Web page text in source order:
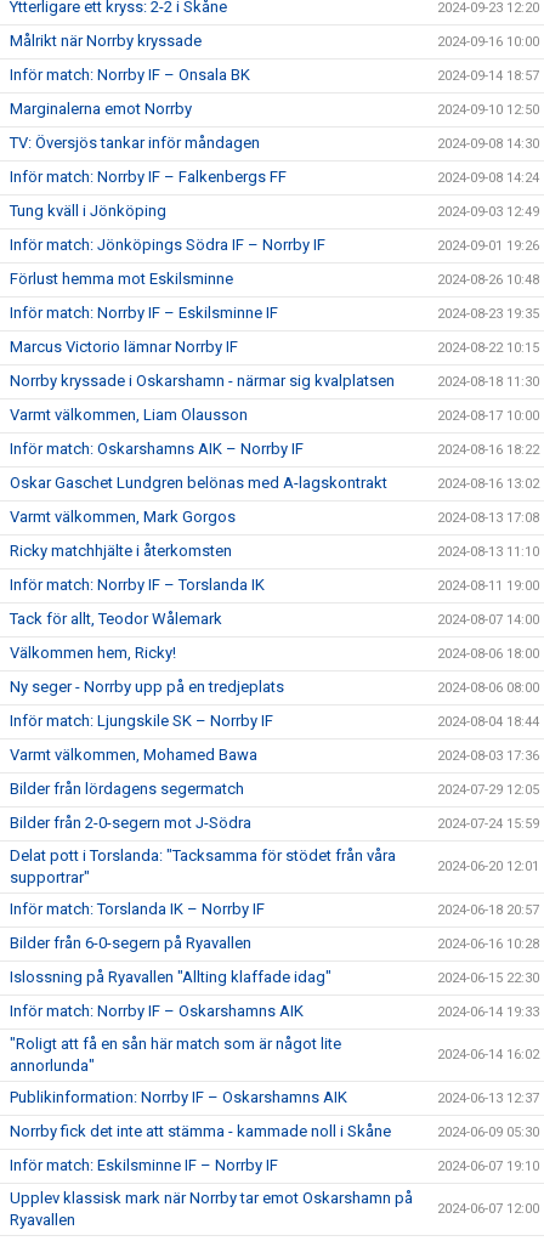
Ytterligare ett kryss: 2-2 i Skåne 2024-09-23 12:20
Målrikt när Norrby kryssade 2024-09-16 10:00
Inför match: Norrby IF – Onsala BK 2024-09-14 18:57
Marginalerna emot Norrby 2024-09-10 12:50
TV: Översjös tankar inför måndagen 2024-09-08 14:30
Inför match: Norrby IF – Falkenbergs FF 2024-09-08 14:24
Tung kväll i Jönköping 2024-09-03 12:49
Inför match: Jönköpings Södra IF – Norrby IF 2024-09-01 19:26
Förlust hemma mot Eskilsminne 2024-08-26 10:48
Inför match: Norrby IF – Eskilsminne IF 2024-08-23 19:35
Marcus Victorio lämnar Norrby IF 2024-08-22 10:15
Norrby kryssade i Oskarshamn - närmar sig kvalplatsen 2024-08-18 11:30
Varmt välkommen, Liam Olausson 2024-08-17 10:00
Inför match: Oskarshamns AIK – Norrby IF 2024-08-16 18:22
Oskar Gaschet Lundgren belönas med A-lagskontrakt 2024-08-16 13:02
Varmt välkommen, Mark Gorgos 2024-08-13 17:08
Ricky matchhjälte i återkomsten 2024-08-13 11:10
Inför match: Norrby IF – Torslanda IK 2024-08-11 19:00
Tack för allt, Teodor Wålemark 2024-08-07 14:00
Välkommen hem, Ricky! 2024-08-06 18:00
Ny seger - Norrby upp på en tredjeplats 2024-08-06 08:00
Inför match: Ljungskile SK – Norrby IF 2024-08-04 18:44
Varmt välkommen, Mohamed Bawa 2024-08-03 17:36
Bilder från lördagens segermatch 2024-07-29 12:05
Bilder från 2-0-segern mot J-Södra 2024-07-24 15:59
Delat pott i Torslanda: "Tacksamma för stödet från våra
supportrar"
2024-06-20 12:01
Inför match: Torslanda IK – Norrby IF 2024-06-18 20:57
Bilder från 6-0-segern på Ryavallen 2024-06-16 10:28
Islossning på Ryavallen "Allting klaffade idag" 2024-06-15 22:30
Inför match: Norrby IF – Oskarshamns AIK 2024-06-14 19:33
"Roligt att få en sån här match som är något lite
annorlunda"
2024-06-14 16:02
Publikinformation: Norrby IF – Oskarshamns AIK 2024-06-13 12:37
Norrby fick det inte att stämma - kammade noll i Skåne 2024-06-09 05:30
Inför match: Eskilsminne IF – Norrby IF 2024-06-07 19:10
Upplev klassisk mark när Norrby tar emot Oskarshamn på
Ryavallen
2024-06-07 12:00